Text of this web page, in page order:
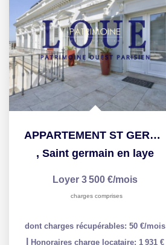
APPARTEMENT ST GERMAIN EN LAYE - 5 pièce(s) - 128.75 m2
, Saint germain en laye
Loyer 3 500 €/mois
charges comprises
dont charges récupérables: 50 €/mois
Honoraires charge locataire: 1 931 €